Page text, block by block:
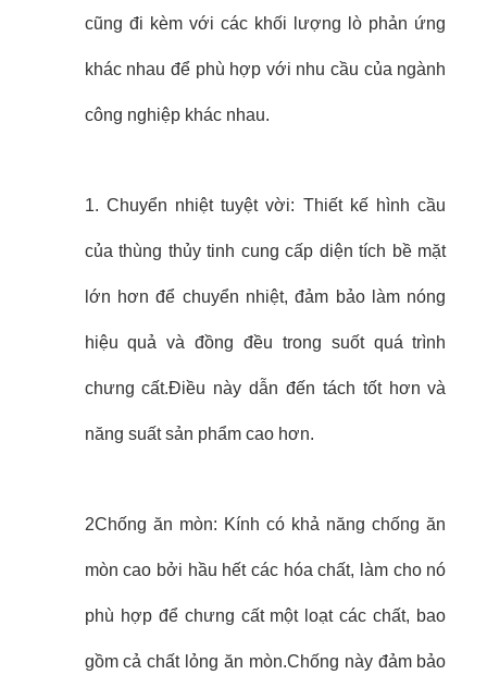
cũng đi kèm với các khối lượng lò phản ứng
khác nhau để phù hợp với nhu cầu của ngành
công nghiệp khác nhau.
1. Chuyển nhiệt tuyệt vời: Thiết kế hình cầu
của thùng thủy tinh cung cấp diện tích bề mặt
lớn hơn để chuyển nhiệt, đảm bảo làm nóng
hiệu quả và đồng đều trong suốt quá trình
chưng cất.Điều này dẫn đến tách tốt hơn và
năng suất sản phẩm cao hơn.
2Chống ăn mòn: Kính có khả năng chống ăn
mòn cao bởi hầu hết các hóa chất, làm cho nó
phù hợp để chưng cất một loạt các chất, bao
gồm cả chất lỏng ăn mòn.Chống này đảm bảo